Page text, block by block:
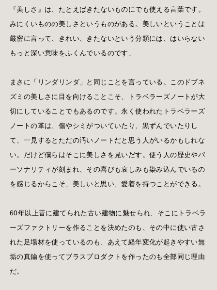
『美しさ』は、たとえばきたないものにでも使える言葉です。
みにくいものの美しさというものがある。美しいということは
厳密に言って、きれい、きたないという分類には、はいらない
もっと深い意味をふくんでいるのです」
まさに「リンダリンダ」と同じことを言っている。このドブネ
ズミの美しさに目を向けることこそ、トラベラーズノートが大
切にしていることでもあるのです。永く使われたトラベラーズ
ノートの革は、傷やシミがついていたり、黒ずんでいたりし
て、一見するとただの汚いノートだと思う人がいるかもしれな
い。だけど僕らはそこに美しさを見いだす。使う人の歴史やパ
ーソナリティが刻まれ、その喜びも哀しみも染み込んでいるの
を感じるからこそ、美しいと思い、愛着を持つことができる。
60年以上昔に建てられた古い建物に魅せられ、そこにトラベラ
ーズファクトリーを作ることを決めたのも、その中に使い古さ
れた足場材を使っているのも、あえて経年変化が起きやすい無
垢の真鍮を使ってブラスプロダクトを作ったのも全部同じ理由
だ。